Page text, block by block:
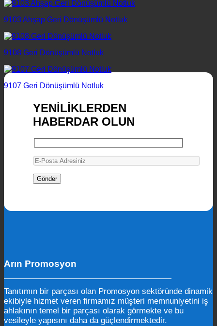
9103 Ahşap Geri Dönüşümlü Notluk
9108 Geri Dönüşümlü Notluk
9107 Geri Dönüşümlü Notluk
YENİLİKLERDEN
HABERDAR OLUN
Arın Promosyon
Tanıtımın bir parçası olan Promosyon sektöründe dinamik
ekibiyle hizmet veren firmamız müşteri memnuniyetini iş
ahlakının temel bir parçası olarak görmekte ve bu
vesileyle yapısını daha da güçlendirmektedir.